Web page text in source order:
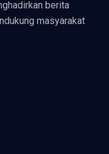
berita
masyarakat